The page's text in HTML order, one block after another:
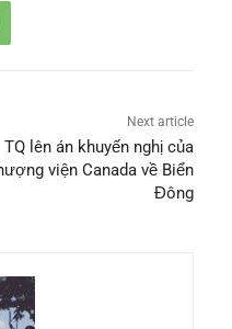
Next article
TQ lên án khuyến nghị của
viện Canada về Biển
Đông